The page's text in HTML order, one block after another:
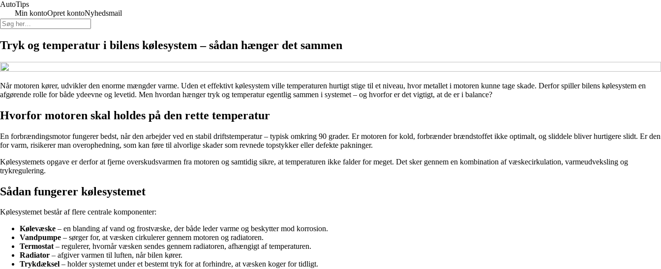
AutoTips
Min kontoOpret kontoNyhedsmail
Tryk og temperatur i bilens kølesystem – sådan hænger det sammen
Når motoren kører, udvikler den enorme mængder varme. Uden et effektivt kølesystem ville temperaturen hurtigt stige til et niveau, hvor metallet i motoren kunne tage skade. Derfor spiller bilens kølesystem en
afgørende rolle for både ydeevne og levetid. Men hvordan hænger tryk og temperatur egentlig sammen i systemet – og hvorfor er det vigtigt, at de er i balance?
Hvorfor motoren skal holdes på den rette temperatur
En forbrændingsmotor fungerer bedst, når den arbejder ved en stabil driftstemperatur – typisk omkring 90 grader. Er motoren for kold, forbrænder brændstoffet ikke optimalt, og sliddele bliver hurtigere slidt. Er den
for varm, risikerer man overophedning, som kan føre til alvorlige skader som revnede topstykker eller defekte pakninger.
Kølesystemets opgave er derfor at fjerne overskudsvarmen fra motoren og samtidig sikre, at temperaturen ikke falder for meget. Det sker gennem en kombination af væskecirkulation, varmeudveksling og
trykregulering.
Sådan fungerer kølesystemet
Kølesystemet består af flere centrale komponenter:
Kølevæske – en blanding af vand og frostvæske, der både leder varme og beskytter mod korrosion.
Vandpumpe – sørger for, at væsken cirkulerer gennem motoren og radiatoren.
Termostat– regulerer, hvornår væsken sendes gennem radiatoren, afhængigt af temperaturen.
Radiator – afgiver varmen til luften, når bilen kører.
Trykdæksel – holder systemet under et bestemt tryk for at forhindre, at væsken koger for tidligt.